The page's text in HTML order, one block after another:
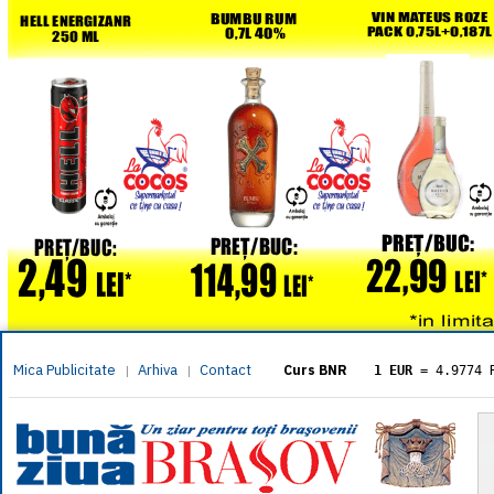
Mica Publicitate | Arhiva | Contact Curs BNR 1 EUR = 4.9774
= 5.8304
1 XAU= 464.4611
1 AED= 1.1933
1 AUD= 2.7957
1 BGN= 2.5449